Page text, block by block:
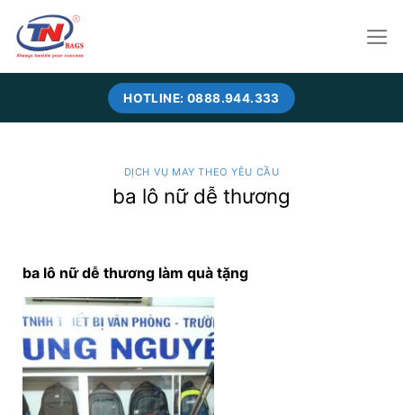
content
HOTLINE: 0888.944.333
DỊCH VỤ MAY THEO YÊU CẦU
ba lô nữ dễ thương
ba lô nữ dễ thương làm quà tặng